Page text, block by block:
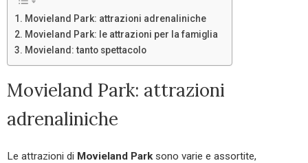
Movieland Park: attrazioni adrenaliniche
Movieland Park: le attrazioni per la famiglia
Movieland: tanto spettacolo
Movieland Park: attrazioni
adrenaliniche
Le attrazioni di Movieland Parksono varie e assortite,